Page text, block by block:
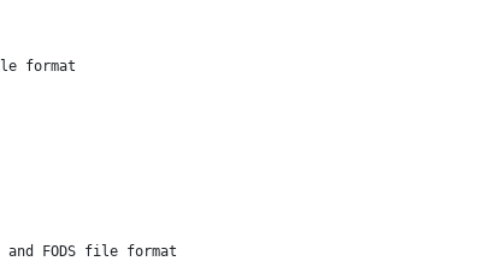
format
and FODS file format